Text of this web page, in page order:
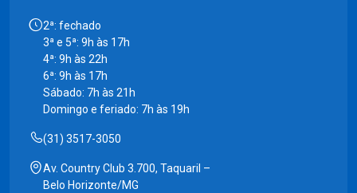
2ª: fechado
3ª e 5ª: 9h às 17h
4ª: 9h às 22h
6ª: 9h às 17h
Sábado: 7h às 21h
Domingo e feriado: 7h às 19h
(31) 3517-3050
Av. Country Club 3.700, Taquaril –
Belo Horizonte/MG